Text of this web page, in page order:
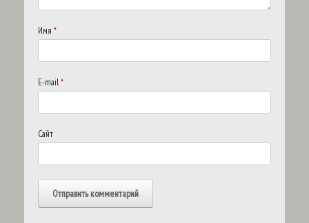
Имя *
E-mail*
Сайт